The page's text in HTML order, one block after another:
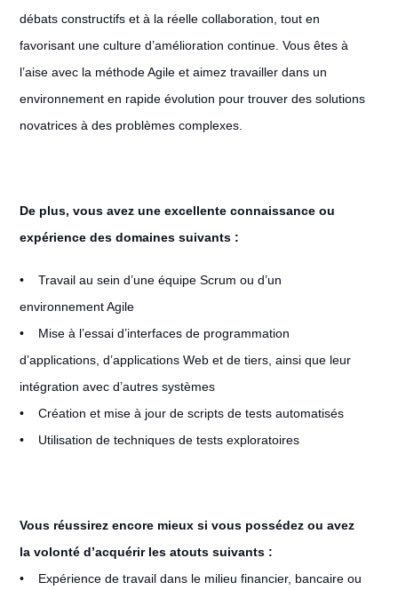
débats constructifs et à la réelle collaboration, tout en
favorisant une culture d’amélioration continue. Vous êtes à
l’aise avec la méthode Agile et aimez travailler dans un
environnement en rapide évolution pour trouver des solutions
novatrices à des problèmes complexes.
De plus, vous avez une excellente connaissance ou
expérience des domaines suivants :
• Travail au sein d’une équipe Scrum ou d’un
environnement Agile
• Mise à l’essai d’interfaces de programmation
d’applications, d’applications Web et de tiers, ainsi que leur
intégration avec d’autres systèmes
• Création et mise à jour de scripts de tests automatisés
• Utilisation de techniques de tests exploratoires
Vous réussirez encore mieux si vous possédez ou avez
la volonté d’acquérir les atouts suivants :
• Expérience de travail dans le milieu financier, bancaire ou